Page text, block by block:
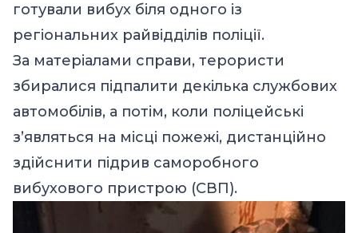
готували вибух біля одного із
регіональних райвідділів поліції.
За матеріалами справи, терористи
збиралися підпалити декілька службових
автомобілів, а потім, коли поліцейські
зʼявляться на місці пожежі, дистанційно
здійснити підрив саморобного
вибухового пристрою (СВП).